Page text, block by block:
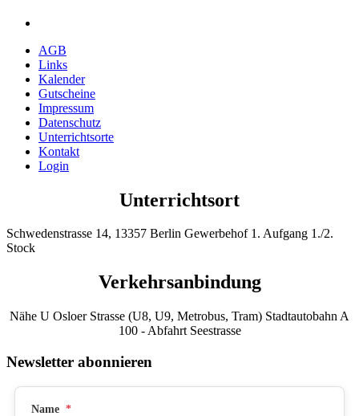
AGB
Links
Kalender
Gutscheine
Impressum
Datenschutz
Unterrichtsorte
Kontakt
Login
Unterrichtsort
Schwedenstrasse 14, 13357 Berlin Gewerbehof 1. Aufgang 1./2.
Stock
Verkehrsanbindung
Nähe U Osloer Strasse (U8, U9, Metrobus, Tram) Stadtautobahn A
100 - Abfahrt Seestrasse
Newsletter abonnieren
Name *